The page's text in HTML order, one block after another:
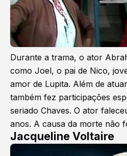
Durante a trama, o ator
como Joel, o pai de Nico,
amor de Lupita. Além de
também fez participações
seriado Chaves. O ator
anos. A causa da morte não
Jacqueline Voltaire